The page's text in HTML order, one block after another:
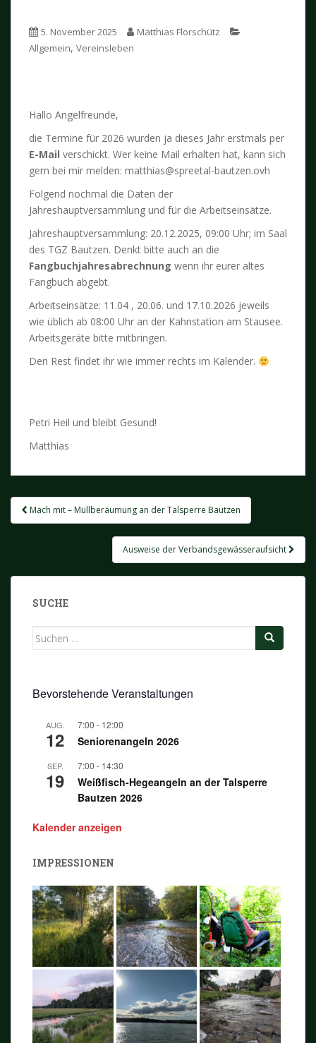
5. November 2025
Matthias Florschütz
Allgemein, Vereinsleben
Hallo Angelfreunde,
die Termine für 2026 wurden ja dieses Jahr erstmals per
E-Mail verschickt. Wer keine Mail erhalten hat, kann sich
gern bei mir melden: matthias@spreetal-bautzen.ovh
Folgend nochmal die Daten der
Jahreshauptversammlung und für die Arbeitseinsätze.
Jahreshauptversammlung: 20.12.2025, 09:00 Uhr; im Saal
des TGZ Bautzen. Denkt bitte auch an die
Fangbuchjahresabrechnung wenn ihr eurer altes
Fangbuch abgebt.
Arbeitseinsätze: 11.04 , 20.06. und 17.10.2026 jeweils
wie üblich ab 08:00 Uhr an der Kahnstation am Stausee.
Arbeitsgeräte bitte mitbringen.
Den Rest findet ihr wie immer rechts im Kalender.
Petri Heil und bleibt Gesund!
Matthias
Beitragsnavigation
Mach mit – Müllberäumung an der Talsperre Bautzen
Ausweise der Verbandsgewässeraufsicht
SUCHE
Suchen
Bevorstehende Veranstaltungen
AUG.
12
7:00 - 12:00
Seniorenangeln 2026
SEP.
19
7:00 - 14:30
Weißfisch-Hegeangeln an der Talsperre
Bautzen 2026
Kalender anzeigen
IMPRESSIONEN